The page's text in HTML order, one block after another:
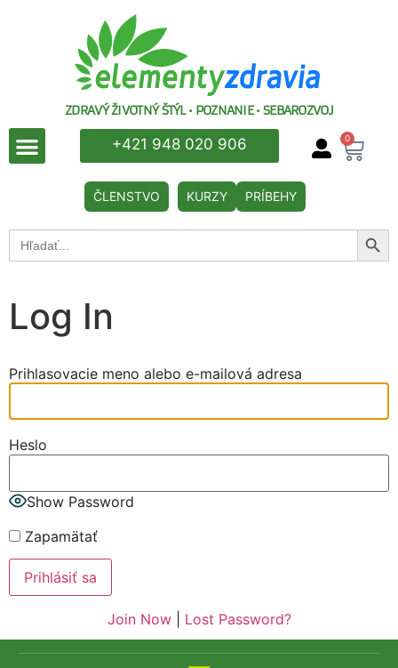
ZDRAVÝ ŽIVOTNÝ ŠTÝL • POZNANIE • SEBAROZVOJ
+421 948 020 906 0
ČLENSTVO KURZY PRÍBEHY
Search
for:
Log In
Prihlasovacie meno alebo e-mailová adresa
Heslo
Show Password
Zapamätať
Join Now| Lost Password?